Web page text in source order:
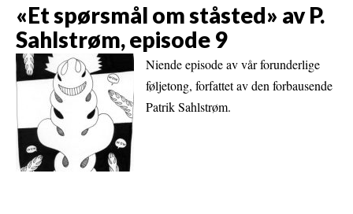
«Et spørsmål om ståsted» av P.
Sahlstrøm, episode 9
Niende episode av vår forunderlige
føljetong, forfattet av den forbausende
Patrik Sahlstrøm.